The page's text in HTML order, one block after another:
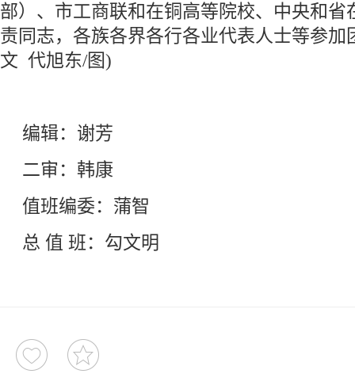
部）、市工商联和在铜高等院校、中央和省
责同志，各族各界各行各业代表人士等参加
文 代旭东/图)
编辑：谢芳
二审：韩康
值班编委：蒲智
总 值 班：勾文明